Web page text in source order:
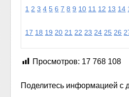
1 2 3 4 5 6 7 8 9 10 11 12 13 14
17 18 19 20 21 22 23 24 25 26
Просмотров: 17 768 108
Поделитесь информацией с